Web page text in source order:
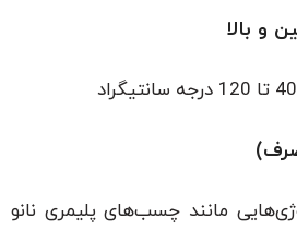
و بالا
مانند چسب‌های پلیمری نانو